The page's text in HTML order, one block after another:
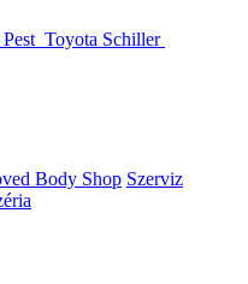
Toyota Schiller
Body Shop Szerviz